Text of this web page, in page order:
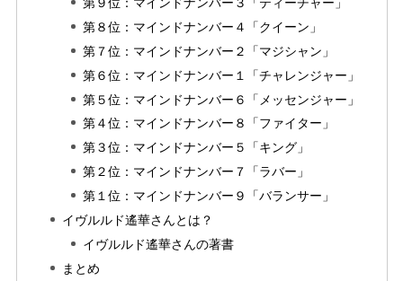
第８位：マインドナンバー４「クイーン」
第７位：マインドナンバー２「マジシャン」
第６位：マインドナンバー１「チャレンジャー」
第５位：マインドナンバー６「メッセンジャー」
第４位：マインドナンバー８「ファイター」
第３位：マインドナンバー５「キング」
第２位：マインドナンバー７「ラバー」
第１位：マインドナンバー９「バランサー」
イヴルルド遙華さんとは？
イヴルルド遙華さんの著書
まとめ